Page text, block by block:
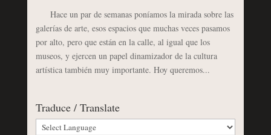
Hace un par de semanas poníamos la mirada sobre las
galerías de arte, esos espacios que muchas veces pasamos
por alto, pero que están en la calle, al igual que los
museos, y ejercen un papel dinamizador de la cultura
artística también muy importante. Hoy queremos...
Traduce / Translate